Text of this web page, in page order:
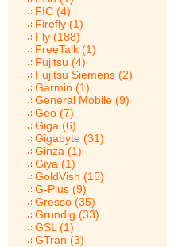
FIC (4)
Firefly (1)
Fly (188)
FreeTalk (1)
Fujitsu (4)
Fujitsu Siemens (2)
Garmin (1)
General Mobile (9)
Geo (7)
Giga (6)
Gigabyte (31)
Ginza (1)
Giya (1)
GoldVish (15)
G-Plus (9)
Gresso (35)
Grundig (33)
GSL (1)
GTran (3)